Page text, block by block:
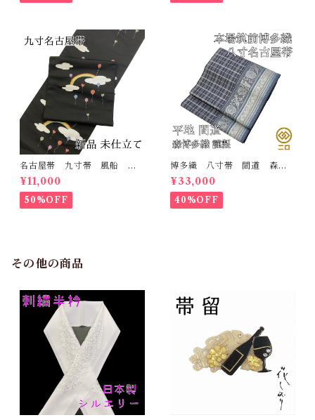
名古屋帯 九寸帯 風船
雲 虹 正絹 日本製 九寸
名古屋帯
¥11,000
50%OFF
博多織 八寸帯 間道 森博
多織 正絹 日本製 未仕立
て 名古屋帯
¥33,000
40%OFF
その他の商品